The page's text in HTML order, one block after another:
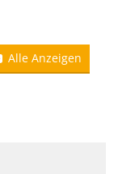
Alle Anzeigen